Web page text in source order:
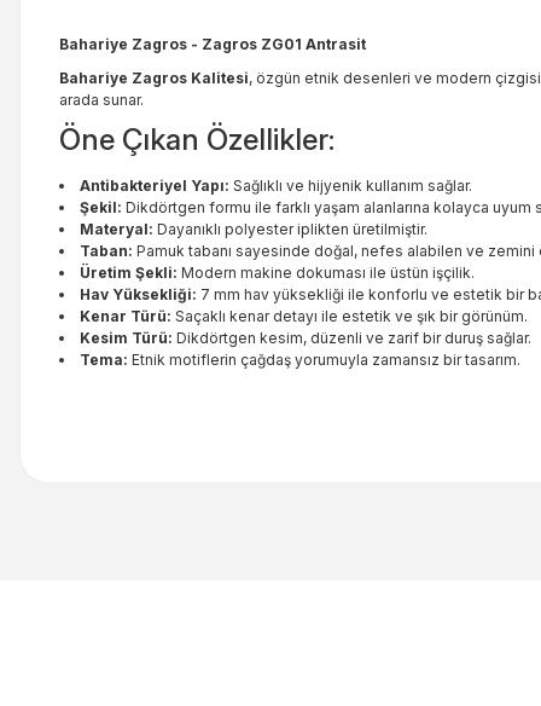
Bahariye Zagros - Zagros ZG01 Antrasit
Bahariye Zagros Kalitesi, özgün etnik desenleri ve modern
arada sunar.
Öne Çıkan Özellikler:
Antibakteriyel Yapı: Sağlıklı ve hijyenik kullanım sağlar.
Şekil: Dikdörtgen formu ile farklı yaşam alanlarına kolayca uyum
Materyal: Dayanıklı polyester iplikten üretilmiştir.
Taban: Pamuk tabanı sayesinde doğal, nefes alabilen ve zemini
Üretim Şekli: Modern makine dokuması ile üstün işçilik.
Hav Yüksekliği: 7 mm hav yüksekliği ile konforlu ve estetik bir
Kenar Türü: Saçaklı kenar detayı ile estetik ve şık bir görünüm.
Kesim Türü: Dikdörtgen kesim, düzenli ve zarif bir duruş sağlar.
Tema: Etnik motiflerin çağdaş yorumuyla zamansız bir tasarım.